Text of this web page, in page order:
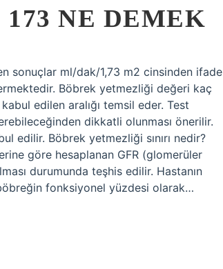
NE DEMEK
sonuçlar ml/dak/1,73 m2 cinsinden ifade
Böbrek yetmezliği değeri kaç
edilen aralığı temsil eder. Test
dikkatli olunması önerilir.
edilir. Böbrek yetmezliği sınırı nedir?
göre hesaplanan GFR (glomerüler
durumunda teşhis edilir. Hastanın
fonksiyonel yüzdesi olarak…